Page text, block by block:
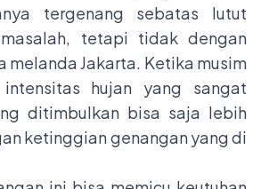
tergenang sebatas lutut
tetapi tidak dengan
melanda Jakarta. Ketika musim
hujan yang sangat
ditimbulkan bisa saja lebih
ketinggian genangan yang di